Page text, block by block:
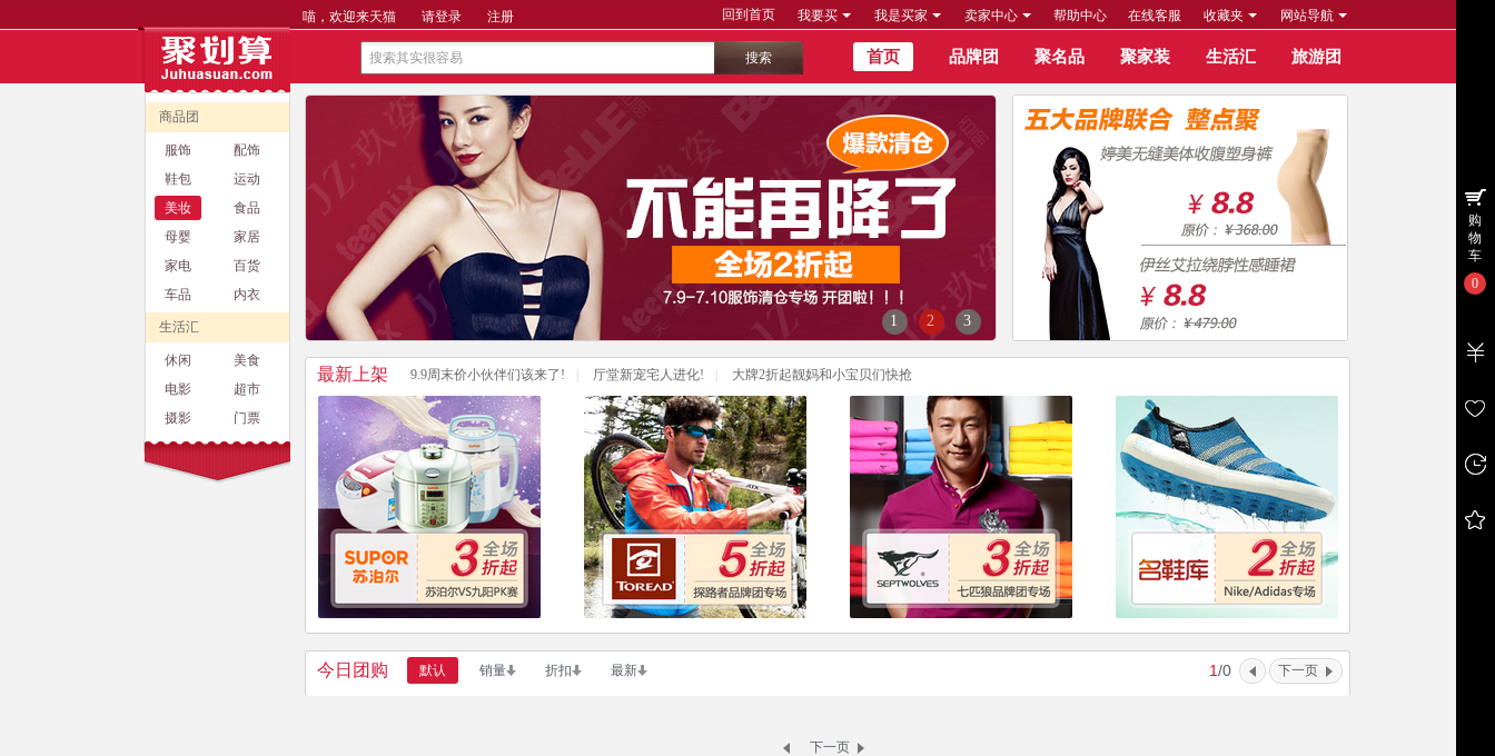
喵，欢迎来天猫 请登录 注册 回到首页 我要买 我是买家 卖家中心 帮助中心 在线客服 收藏夹 网站导航
商品团
服饰
配饰
鞋包
运动
美妆
食品
母婴
家居
家电
百货
车品
内衣
生活汇
休闲
美食
电影
超市
摄影
门票
首页 品牌团 聚名品 聚家装 生活汇 旅游团
1 2 3
最新上架 9.9周末价小伙伴们该来了! 厅堂新宠宅人进化! 大牌2折起靓妈和小宝贝们快抢
今日团购 默认 销量 折扣 最新 1/0 下一页
下一页
购
物
车
0